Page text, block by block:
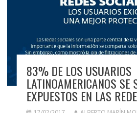
83% DE LOS USUARIOS
LATINOAMERICANOS SE
EXPUESTOS EN LAS